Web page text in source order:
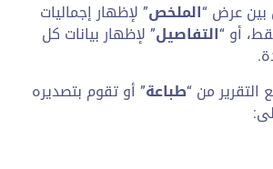
بين عرض “الملخص” لإظهار إجماليات
أو “التفاصيل” لإظهار بيانات كل
من “طباعة” أو تقوم بتصديره